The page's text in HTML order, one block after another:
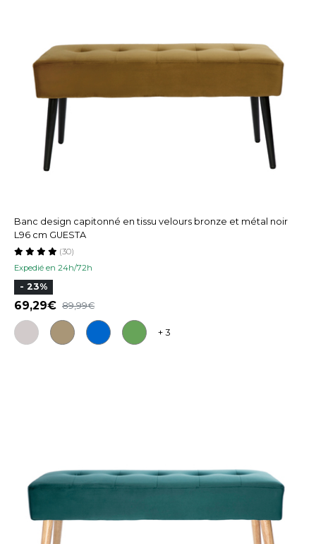
Banc design capitonné en tissu velours bronze et métal noir
L96 cm GUESTA
Expedié en 24h/72h
(30)
- 23%
69,29 89,99
+ 3